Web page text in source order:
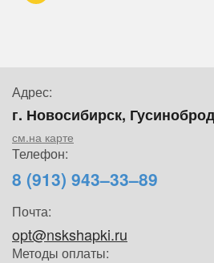
Адрес:
г. Новосибирск,
см.на карте
Телефон:
8 (913) 943–33–89
Почта:
opt@nskshapki.ru
Методы оплаты: